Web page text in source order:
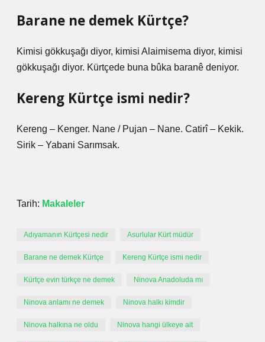
Barane ne demek Kürtçe?
Kimisi gökkuşağı diyor, kimisi Alaimisema diyor, kimisi
gökkuşağı diyor. Kürtçede buna bûka baranê deniyor.
Kereng Kürtçe ismi nedir?
Kereng – Kenger. Nane / Pujan – Nane. Catirî – Kekik.
Sirik – Yabani Sarımsak.
Tarih: Makaleler
Adıyamanın Kürtçesi nedir Asurlular Kürt müdür
Barane ne demek Kürtçe Kereng Kürtçe ismi nedir
Kürtçe evin türkçe ne demek Ninova Anadoluda mı
Ninova anlamı ne demek Ninova halkı kimdir
Ninova halkına ne oldu Ninova hangi ülkeye ait